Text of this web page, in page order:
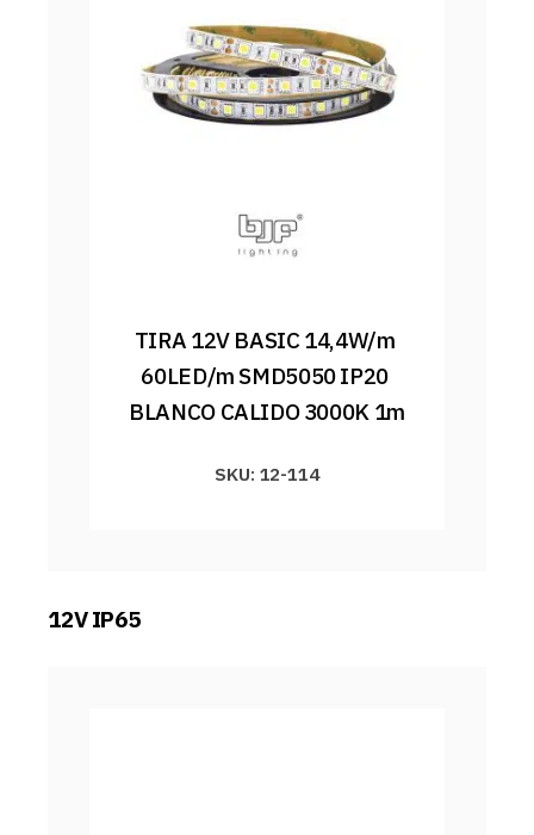
TIRA 12V BASIC 14,4W/m
60LED/m SMD5050 IP20
BLANCO CALIDO 3000K 1m
SKU: 12-114
12V IP65